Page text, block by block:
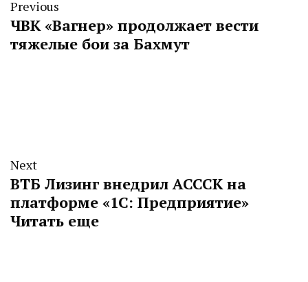
Previous
ЧВК «Вагнер» продолжает вести
тяжелые бои за Бахмут
Next
ВТБ Лизинг внедрил АСССК на
платформе «1С: Предприятие»
Читать еще